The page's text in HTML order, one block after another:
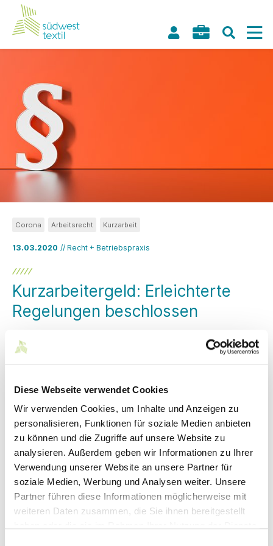
Diese Webseite verwendet Cookies
Wir verwenden Cookies, um Inhalte und Anzeigen zu
personalisieren, Funktionen für soziale Medien anbieten
zu können und die Zugriffe auf unsere Website zu
analysieren. Außerdem geben wir Informationen zu Ihrer
Verwendung unserer Website an unsere Partner für
soziale Medien, Werbung und Analysen weiter. Unsere
Partner führen diese Informationen möglicherweise mit
weiteren Daten zusammen, die Sie ihnen bereitgestellt
13.03.2020 // Recht + Betriebspraxis
Corona Arbeitsrecht Kurzarbeit
Kurzarbeitergeld: Erleichterte
Regelungen beschlossen
Abfederung der wirtschaftlichen Auswirkungen, die
Eilverfahren Regelungen zum erleichterten Bezug für
in Kraft treten.
Bundestag und Bundesrat haben heute im Eilverfahren das
Gesetz zur befristeten krisenbedingten Verbesserung der
Regelungen für das Kurzarbeitergeld beschlossen (siehe
unter Downloads).
Mit dem Gesetz wurden die Erleichterungen beim
Kurzarbeitergeld aus dem Entwurf eines Gesetzes zur
Förderung der beruflichen Weiterbildung im Strukturwandel